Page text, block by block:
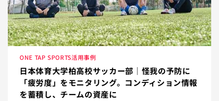
ONE TAP SPORTS活用事例
日本体育大学柏高校サッカー部｜怪我の予防に
「疲労度」をモニタリング。コンディション情報
を蓄積し、チームの資産に